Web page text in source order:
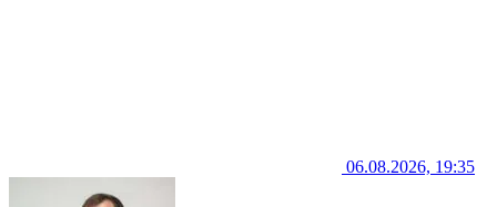
06.08.2026, 19:35